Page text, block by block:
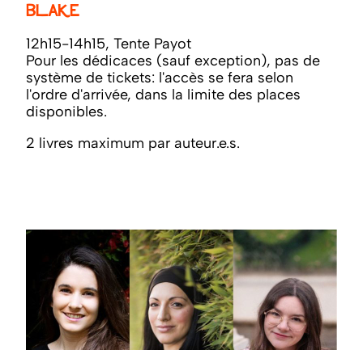
Blake
12h15-14h15, Tente Payot
Pour les dédicaces (sauf exception), pas de
système de tickets: l'accès se fera selon
l'ordre d'arrivée, dans la limite des places
disponibles.
2 livres maximum par auteur.e.s.